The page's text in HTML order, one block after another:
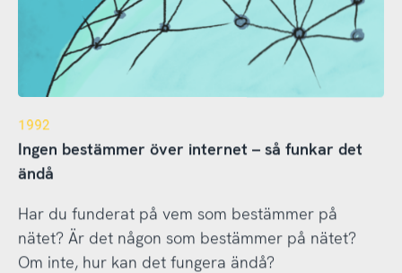
1992
Ingen bestämmer över internet – så funkar det
ändå
Har du funderat på vem som bestämmer på
nätet? Är det någon som bestämmer på nätet?
Om inte, hur kan det fungera ändå?